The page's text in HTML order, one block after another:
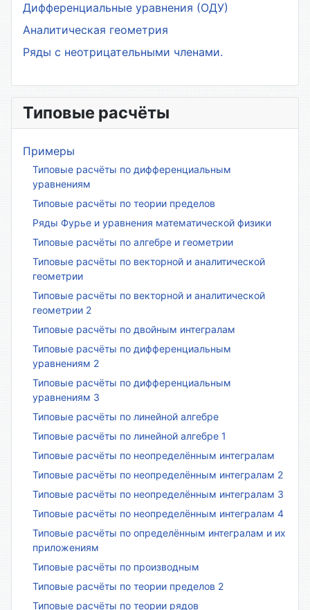
Дифференциальные уравнения (ОДУ)
Аналитическая геометрия
Ряды с неотрицательными членами.
Типовые расчёты
Примеры
Типовые расчёты по дифференциальным
уравнениям
Типовые расчёты по теории пределов
Ряды Фурье и уравнения математической физики
Типовые расчёты по алгебре и геометрии
Типовые расчёты по векторной и аналитической
геометрии
Типовые расчёты по векторной и аналитической
геометрии 2
Типовые расчёты по двойным интегралам
Типовые расчёты по дифференциальным
уравнениям 2
Типовые расчёты по дифференциальным
уравнениям 3
Типовые расчёты по линейной алгебре
Типовые расчёты по линейной алгебре 1
Типовые расчёты по неопределённым интегралам
Типовые расчёты по неопределённым интегралам 2
Типовые расчёты по неопределённым интегралам 3
Типовые расчёты по неопределённым интегралам 4
Типовые расчёты по определённым интегралам и их
приложениям
Типовые расчёты по производным
Типовые расчёты по теории пределов 2
Типовые расчёты по теории рядов